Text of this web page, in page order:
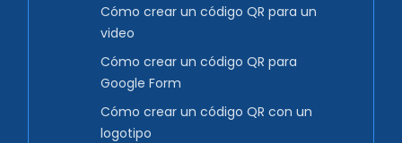
Cómo crear un código QR para un
video
Cómo crear un código QR para
Google Form
Cómo crear un código QR con un
logotipo